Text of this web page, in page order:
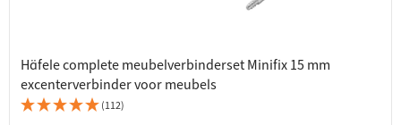
Häfele complete meubelverbinderset Minifix 15 mm
excenterverbinder voor meubels
(112)